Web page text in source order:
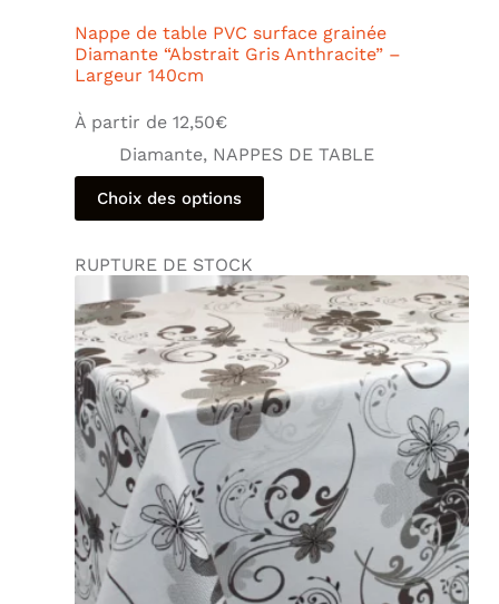
Nappe de table PVC surface grainée
Diamante “Abstrait Gris Anthracite” –
Largeur 140cm
À partir de 12,50€
Diamante, NAPPES DE TABLE
Choix des options
RUPTURE DE STOCK